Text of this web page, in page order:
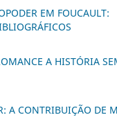
EM FOUCAULT:
A HISTÓRIA
A CONTRIBUIÇÃO DE